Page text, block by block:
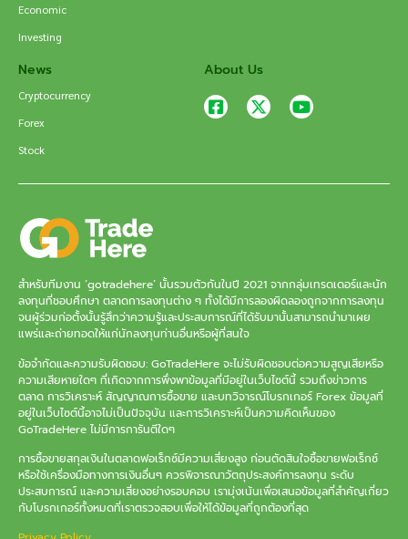
Economic
Investing
News
Cryptocurrency
Forex
Stock
About Us
สำหรับทีมงาน ‘gotradehere’ นั้นรวมตัวกันในปี 2021 จากกลุ่มเทรดเดอร์และนัก
ลงทุนที่ชอบศึกษา ตลาดการลงทุนต่าง ๆ ทั้งได้มีการลองผิดลองถูกจากการลงทุน
จนผู้ร่วมก่อตั้งนั้นรู้สึกว่าความรู้และประสบการณ์ที่ได้รับมานั้นสามารถนำมาเผย
แพร่และถ่ายทอดให้แก่นักลงทุนท่านอื่นหรือผู้ที่สนใจ
ข้อจำกัดและความรับผิดชอบ: GoTradeHere จะไม่รับผิดชอบต่อความสูญเสียหรือ
ความเสียหายใดๆ ที่เกิดจากการพึ่งพาข้อมูลที่มีอยู่ในเว็บไซต์นี้ รวมถึงข่าวการ
ตลาด การวิเคราะห์ สัญญาณการซื้อขาย และบทวิจารณ์โบรกเกอร์ Forex ข้อมูลที่
อยู่ในเว็บไซต์นี้อาจไม่เป็นปัจจุบัน และการวิเคราะห์เป็นความคิดเห็นของ
GoTradeHere ไม่มีการการันตีใดๆ
การซื้อขายสกุลเงินในตลาดฟอเร็กซ์มีความเสี่ยงสูง ก่อนตัดสินใจซื้อขายฟอเร็กซ์
หรือใช้เครื่องมือทางการเงินอื่นๆ ควรพิจารณาวัตถุประสงค์การลงทุน ระดับ
ประสบการณ์ และความเสี่ยงอย่างรอบคอบ เรามุ่งเน้นเพื่อเสนอข้อมูลที่สำคัญเกี่ยว
กับโบรกเกอร์ทั้งหมดที่เราตรวจสอบเพื่อให้ได้ข้อมูลที่ถูกต้องที่สุด